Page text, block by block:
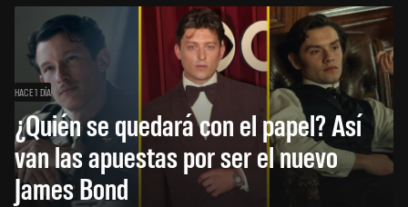
HACE 1 DÍA
¿Quién se quedará con el papel? Así
van las apuestas por ser el nuevo
James Bond